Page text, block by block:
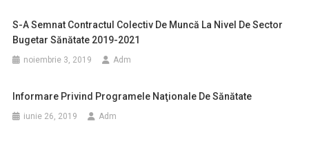
S-A Semnat Contractul Colectiv De Muncă La Nivel De Sector
Bugetar Sănătate 2019-2021
noiembrie 3, 2019 Adm
Informare Privind Programele Naţionale De Sănătate
iunie 26, 2019 Adm